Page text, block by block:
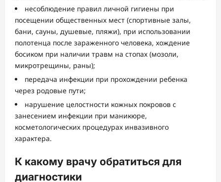
несоблюдение правил личной гигиены при
посещении общественных мест (спортивные залы,
бани, сауны, душевые, пляжи), при использовании
полотенца после зараженного человека, хождение
босиком при наличии травм на стопах (мозоли,
микротрещины, раны);
передача инфекции при прохождении ребенка
через родовые пути;
нарушение целостности кожных покровов с
занесением инфекции при маникюре,
косметологических процедурах инвазивного
характера.
К какому врачу обратиться для
диагностики